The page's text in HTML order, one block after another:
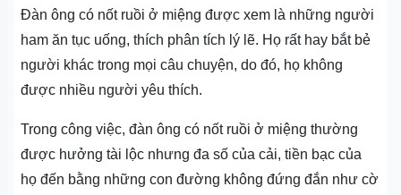
Đàn ông có nốt ruồi ở miệng được xem là những người
ham ăn tục uống, thích phân tích lý lẽ. Họ rất hay bắt bẻ
người khác trong mọi câu chuyện, do đó, họ không
được nhiều người yêu thích.
Trong công việc, đàn ông có nốt ruồi ở miệng thường
được hưởng tài lộc nhưng đa số của cải, tiền bạc của
họ đến bằng những con đường không đứng đắn như cờ